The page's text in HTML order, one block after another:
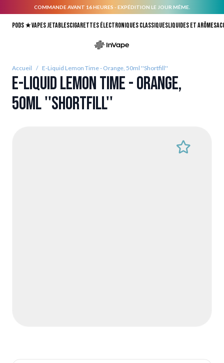
COMMANDE AVANT 16 HEURES - EXPÉDITION LE JOUR MÊME.
Pods ★Vapes jetablesCigarettes électroniques classiquesLiquides et arômes
Accueil / E-Liquid Lemon Time - Orange, 50ml ''Shortfill''
E-Liquid Lemon Time - Orange,
50ml ''Shortfill''